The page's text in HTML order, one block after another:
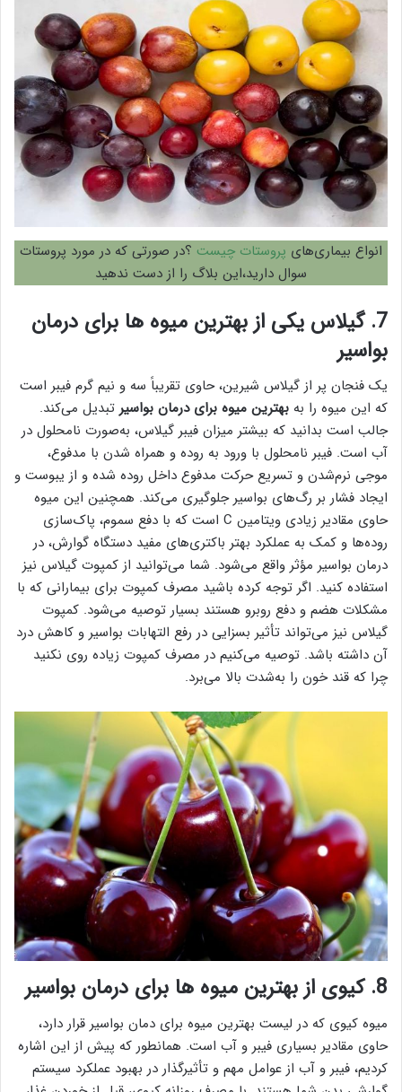
انواع بیماری‌های پروستات چیست ؟در صورتی که در مورد پروستات
سوال دارید،این بلاگ را از دست ندهید
7. گیلاس یکی از بهترین میوه ها برای درمان
بواسیر
یک فنجان پر از گیلاس شیرین، حاوی تقریباً سه و نیم گرم فیبر است
که این میوه را به بهترین میوه برای درمان بواسیر تبدیل می‌کند.
جالب است بدانید که بیشتر میزان فیبر گیلاس، به‌صورت نامحلول در
آب است. فیبر نامحلول با ورود به روده و همراه شدن با مدفوع،
موجی نرم‌شدن و تسریع حرکت مدفوع داخل روده شده و از یبوست و
ایجاد فشار بر رگ‌های بواسیر جلوگیری می‌کند. همچنین این میوه
حاوی مقادیر زیادی ویتامین C است که با دفع سموم، پاک‌سازی
روده‌ها و کمک به عملکرد بهتر باکتری‌های مفید دستگاه گوارش، در
درمان بواسیر مؤثر واقع می‌شود. شما می‌توانید از کمپوت گیلاس نیز
استفاده کنید. اگر توجه کرده باشید مصرف کمپوت برای بیمارانی که با
مشکلات هضم و دفع روبرو هستند بسیار توصیه می‌شود. کمپوت
گیلاس نیز می‌تواند تأثیر بسزایی در رفع التهابات بواسیر و کاهش درد
آن داشته باشد. توصیه می‌کنیم در مصرف کمپوت زیاده روی نکنید
چرا که قند خون را به‌شدت بالا می‌برد.
8. کیوی از بهترین میوه ها برای درمان بواسیر
میوه کیوی که در لیست بهترین میوه برای دمان بواسیر قرار دارد،
حاوی مقادیر بسیاری فیبر و آب است. همانطور که پیش از این اشاره
کردیم، فیبر و آب از عوامل مهم و تأثیرگذار در بهبود عملکرد سیستم